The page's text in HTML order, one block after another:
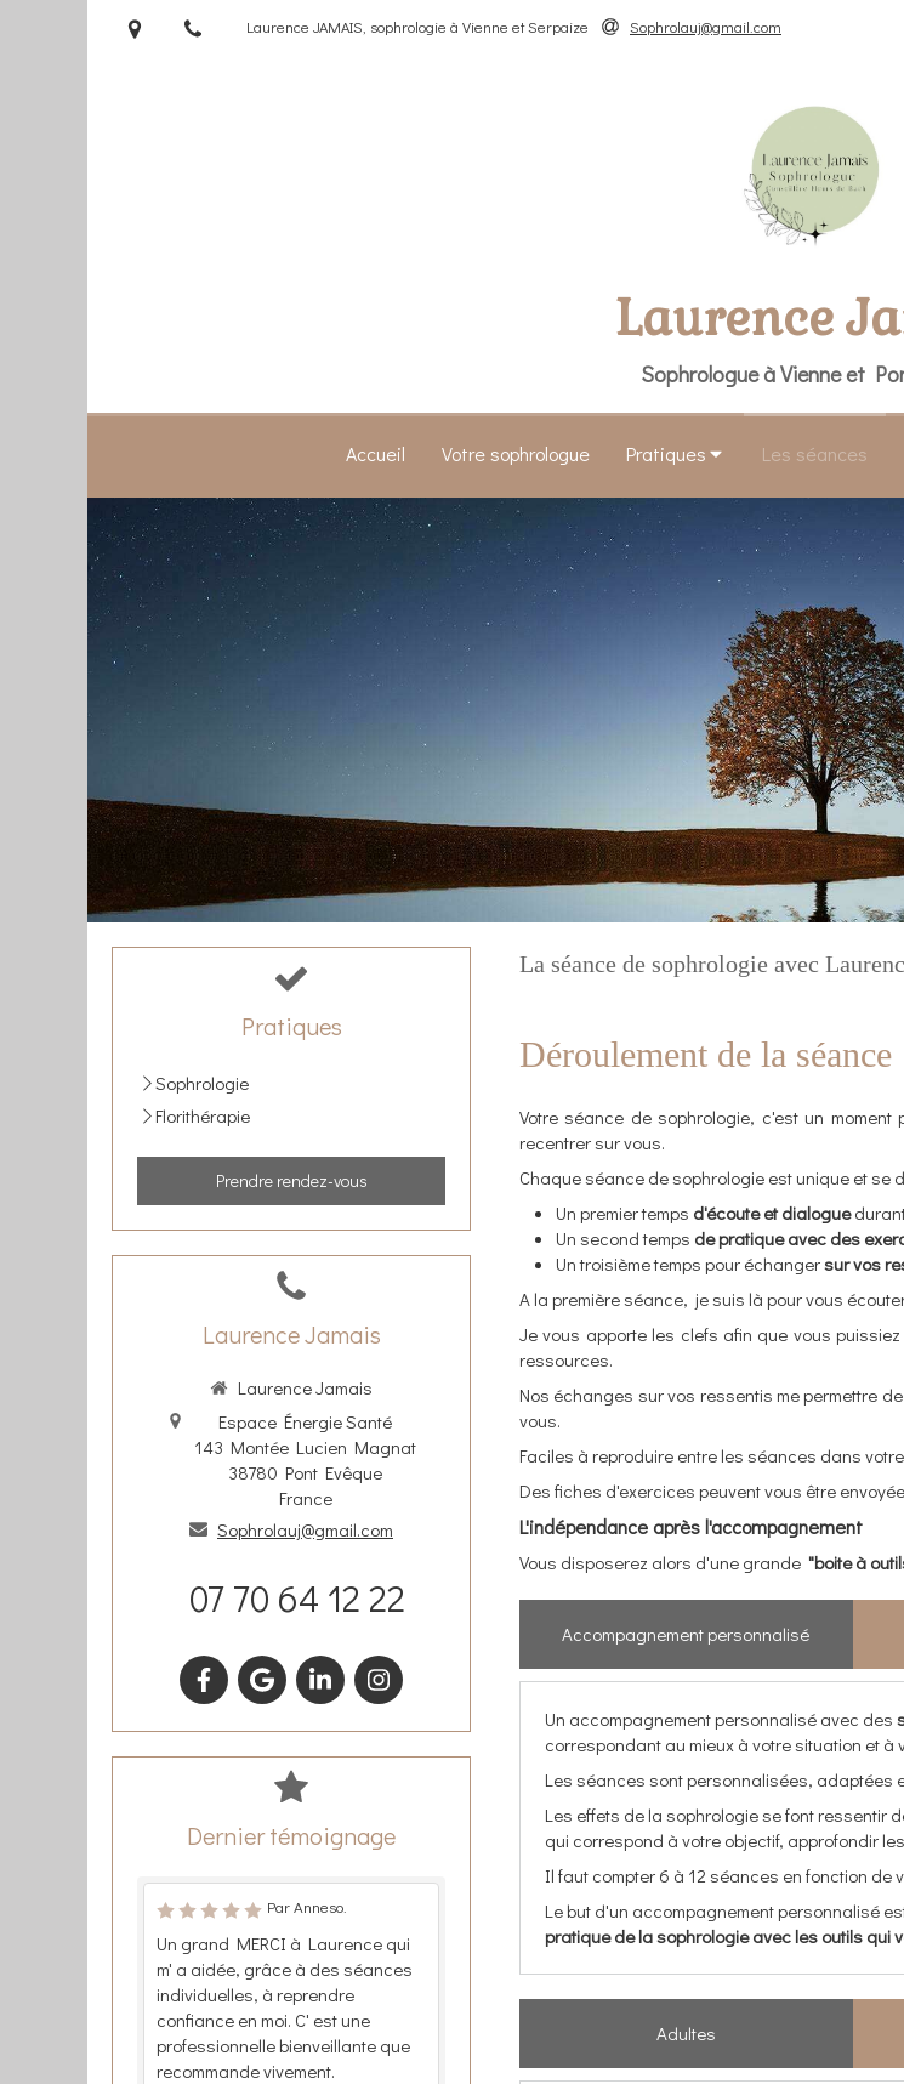
Laurence JAMAIS, sophrologie à Vienne et Serpaize Sophrolauj@gmail.com
Laurence
Sophrologue à Vienne et
Accueil Votre sophrologue Pratiques Les séances
La séance de sophrologie avec
Déroulement de la séance
Votre séance de sophrologie, c'est un
recentrer sur vous.
Chaque séance de sophrologie est unique et se
Un premier temps d'écoute et dialogue
Un second temps de pratique avec des
Un troisième temps pour échangersur vos
A la première séance, je suis là pour vous
Je vous apporte les clefs afin que vous
ressources.
Nos échanges sur vos ressentis me permettre
vous.
Faciles à reproduire entre les séances dans
Des fiches d'exercices peuvent vous être
L'indépendance après l'accompagnement
Vous disposerez alors d'une grande "boite à
Accompagnement personnalisé
Un accompagnement personnalisé avec des
correspondant au mieux à votre situation et à
Les séances sont personnalisées, adaptées
Les effets de la sophrologie se font ressentir
qui correspond à votre objectif, approfondir
Il faut compter 6 à 12 séances en fonction de
Le but d'un accompagnement personnalisé
pratique de la sophrologie avec les outils qui
Adultes
Pratiques
Sophrologie
Florithérapie
Prendre rendez-vous
Laurence Jamais
Laurence Jamais
Espace Énergie Santé
143 Montée Lucien Magnat
38780 Pont Evêque
France
Sophrolauj@gmail.com
07 70 64 12 22
Dernier témoignage
Par Anneso.
Un grand MERCI à Laurence qui
m' a aidée, grâce à des séances
individuelles, à reprendre
confiance en moi. C' est une
professionnelle bienveillante que
recommande vivement.